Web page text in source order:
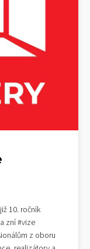
10. ročník
zní #vize
z oboru